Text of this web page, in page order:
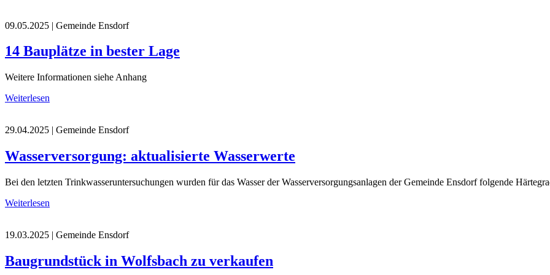
09.05.2025 | Gemeinde Ensdorf
14 Bauplätze in bester Lage
Weitere Informationen siehe Anhang
Weiterlesen
29.04.2025 | Gemeinde Ensdorf
Wasserversorgung: aktualisierte Wasserwerte
Bei den letzten Trinkwasseruntersuchungen wurden für das Wasser der Wasserversorgungsanlagen der Gemeinde Ensdorf folgende
Weiterlesen
19.03.2025 | Gemeinde Ensdorf
Baugrundstück in Wolfsbach zu verkaufen